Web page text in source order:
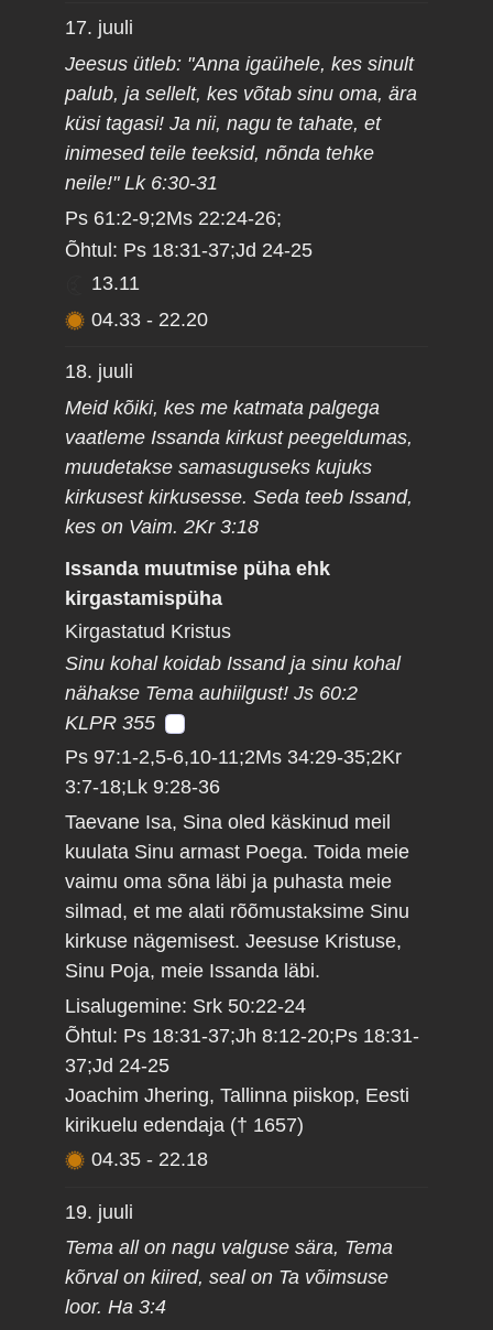
17. juuli
Jeesus ütleb: "Anna igaühele, kes sinult
palub, ja sellelt, kes võtab sinu oma, ära
küsi tagasi! Ja nii, nagu te tahate, et
inimesed teile teeksid, nõnda tehke
neile!" Lk 6:30-31
Ps 61:2-9;2Ms 22:24-26;
Õhtul: Ps 18:31-37;Jd 24-25
13.11
04.33 - 22.20
18. juuli
Meid kõiki, kes me katmata palgega
vaatleme Issanda kirkust peegeldumas,
muudetakse samasuguseks kujuks
kirkusest kirkusesse. Seda teeb Issand,
kes on Vaim. 2Kr 3:18
Issanda muutmise püha ehk
kirgastamispüha
Kirgastatud Kristus
Sinu kohal koidab Issand ja sinu kohal
nähakse Tema auhiilgust! Js 60:2
KLPR 355
Ps 97:1-2,5-6,10-11;2Ms 34:29-35;2Kr
3:7-18;Lk 9:28-36
Taevane Isa, Sina oled käskinud meil
kuulata Sinu armast Poega. Toida meie
vaimu oma sõna läbi ja puhasta meie
silmad, et me alati rõõmustaksime Sinu
kirkuse nägemisest. Jeesuse Kristuse,
Sinu Poja, meie Issanda läbi.
Lisalugemine: Srk 50:22-24
Õhtul: Ps 18:31-37;Jh 8:12-20;Ps 18:31-
37;Jd 24-25
Joachim Jhering, Tallinna piiskop, Eesti
kirikuelu edendaja († 1657)
04.35 - 22.18
19. juuli
Tema all on nagu valguse sära, Tema
kõrval on kiired, seal on Ta võimsuse
loor. Ha 3:4